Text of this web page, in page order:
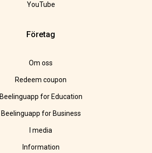
YouTube
Företag
Om oss
Redeem coupon
Beelinguapp for Education
Beelinguapp for Business
I media
Information